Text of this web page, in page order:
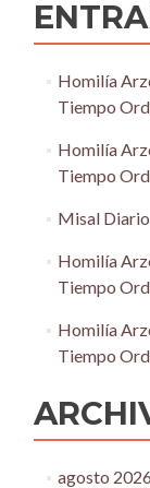
Homilía
Tiempo
Homilía
Tiempo
Misal
Homilía
Tiempo
Homilía
Tiempo
agosto 2026